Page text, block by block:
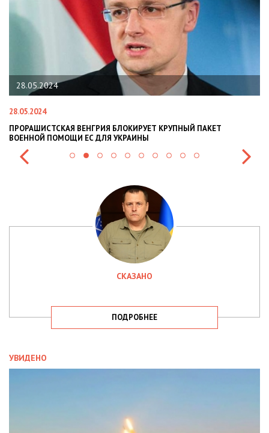
22.01.2024
22.01.2024
НАЦПОЛІЦІЯ ЛЯКАЄ ГРОМАДЯН ПОГІРШЕННЯМ КРИМІНОГЕННОЇ
СИТУАЦІЇ В РАЗІ МОБІЛІЗАЦІЇ ПОЛІЦІЯНТІВ НА ВІЙНУ
СКАЗАНО
ПОДРОБНЕЕ
УВИДЕНО